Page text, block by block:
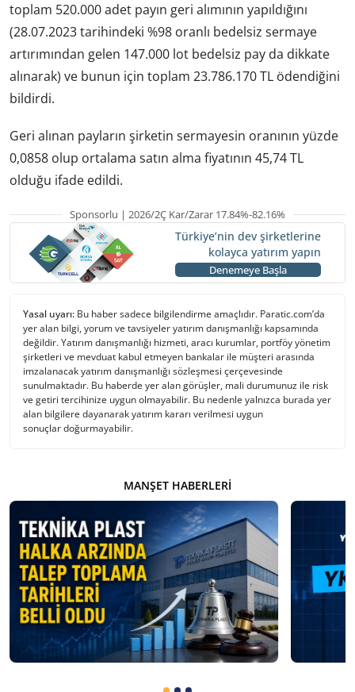
toplam 520.000 adet payın geri alımının yapıldığını
(28.07.2023 tarihindeki %98 oranlı bedelsiz sermaye
artırımından gelen 147.000 lot bedelsiz pay da dikkate
alınarak) ve bunun için toplam 23.786.170 TL ödendiğini
bildirdi.
Geri alınan payların şirketin sermayesin oranının yüzde
0,0858 olup ortalama satın alma fiyatının 45,74 TL
olduğu ifade edildi.
Sponsorlu | 2026/2Ç Kar/Zarar 17.84%-82.16%
Türkiye’nin dev şirketlerine
kolayca yatırım yapın
Denemeye Başla
Yasal uyarı: Bu haber sadece bilgilendirme amaçlıdır. Paratic.com’da
yer alan bilgi, yorum ve tavsiyeler yatırım danışmanlığı kapsamında
değildir. Yatırım danışmanlığı hizmeti, aracı kurumlar, portföy yönetim
şirketleri ve mevduat kabul etmeyen bankalar ile müşteri arasında
imzalanacak yatırım danışmanlığı sözleşmesi çerçevesinde
sunulmaktadır. Bu haberde yer alan görüşler, mali durumunuz ile risk
ve getiri tercihinize uygun olmayabilir. Bu nedenle yalnızca burada yer
alan bilgilere dayanarak yatırım kararı verilmesi uygun
sonuçlar doğurmayabilir.
MANŞET HABERLERI